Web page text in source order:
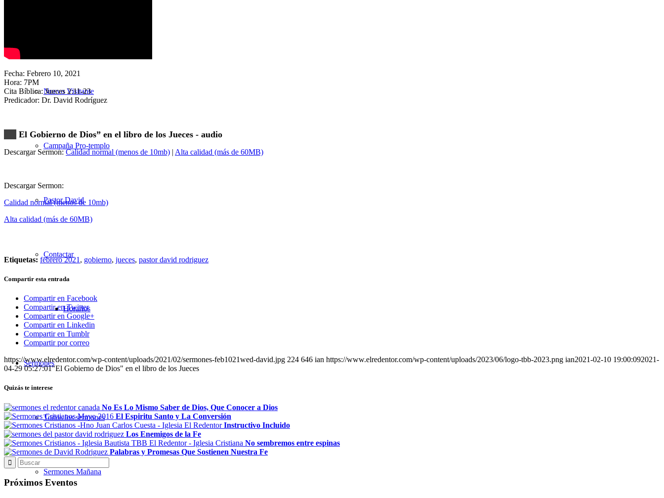
Nuevo Visitante
Campaña Pro-templo
Pastor David
Contactar
Horarios
Sermones
Todos los sermones
Sermones Mañana
Fecha: Febrero 10, 2021
Hora: 7PM
Cita Bíblica: Jueces 2:11​-23
Predicador: Dr. David Rodríguez
El Gobierno de Dios” en el libro de los Jueces - audio
Descargar Sermon:Calidad normal (menos de 10mb) | Alta calidad (más de 60MB)
Descargar Sermon:
Calidad normal (menos de 10mb)
Alta calidad (más de 60MB)
Etiquetas: febrero 2021 , gobierno, jueces, pastor david rodriguez
Compartir esta entrada
Compartir en Facebook
Compartir en Twitter
Compartir en Google+
Compartir en Linkedin
Compartir en Tumblr
Compartir por correo
https://www.elredentor.com/wp-content/uploads/2021/02/sermones-feb1021wed-david.jpg 224 646 ian https://www.elredentor.com/wp-content/uploads/2023/06/logo-tbb-2023.png ian2021-02-10 19:00:092021-
04-29 05:27:01"El Gobierno de Dios" en el libro de los Jueces
Quizás te interese
No Es Lo Mismo Saber de Dios, Que Conocer a Dios
El Espiritu Santo y La Conversión
Instructivo Incluido
Los Enemigos de la Fe
No sembremos entre espinas
Palabras y Promesas Que Sostienen Nuestra Fe
Próximos Eventos